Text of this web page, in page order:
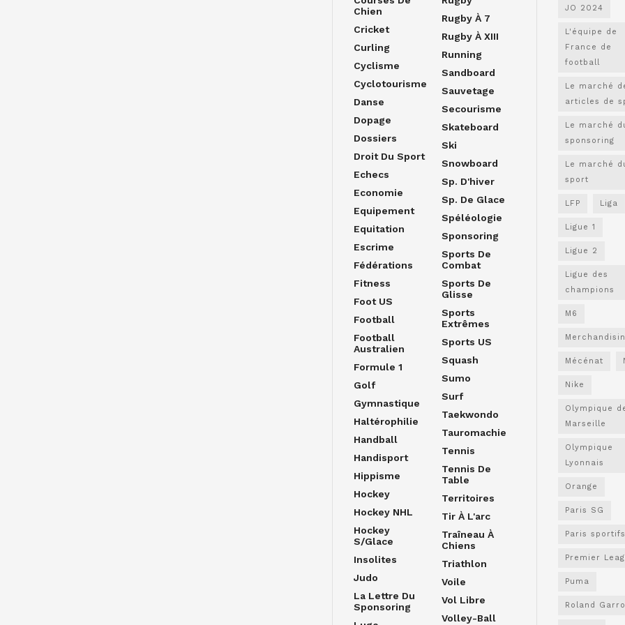
Chien
Cricket
Curling
Cyclisme
Cyclotourisme
Danse
Dopage
Dossiers
Droit Du Sport
Echecs
Economie
Equipement
Equitation
Escrime
Fédérations
Fitness
Foot US
Football
Football
Australien
Formule 1
Golf
Gymnastique
Haltérophilie
Handball
Handisport
Hippisme
Hockey
Hockey NHL
Hockey
S/glace
Insolites
Judo
La Lettre Du
Sponsoring
Rugby À 7
Rugby À XIII
Running
Sandboard
Sauvetage
Secourisme
Skateboard
Ski
Snowboard
Sp. D'hiver
Sp. De Glace
Spéléologie
Sponsoring
Sports De
Combat
Sports De
Glisse
Sports
Extrêmes
Sports US
Squash
Sumo
Surf
Taekwondo
Tauromachie
Tennis
Tennis De
Table
Territoires
Tir À L'arc
Traîneau À
Chiens
Triathlon
Voile
Vol Libre
Volley-Ball
JO 2024
L'équipe de
France de
football
Le marché
articles de
Le marché
sponsoring
Le marché
sport
LFP Liga
Ligue 1
Ligue 2
Ligue des
champions
M6
Mécénat
Nike
Olympique
Marseille
Olympique
Lyonnais
Orange
Paris SG
Paris sportifs
Premier
Puma
Roland